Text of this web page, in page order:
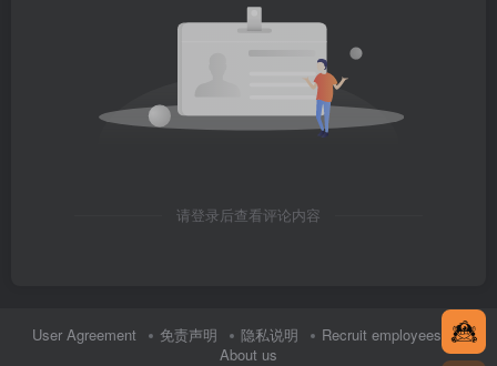
请登录后查看评论内容
User Agreement 免责声明 隐私说明
Recruit employees
About us